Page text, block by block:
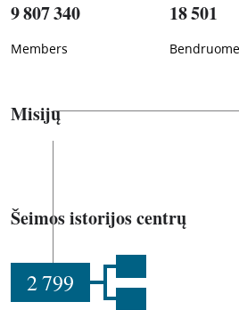
9 807 340
Members
18 501
Misijų
Šeimos istorijos centrų
2 799